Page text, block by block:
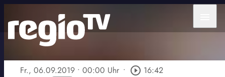
Fr., 06.09.2019 • 00:00 Uhr • play_circle_outline 16:42